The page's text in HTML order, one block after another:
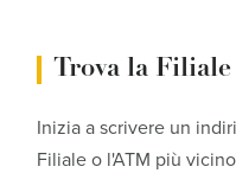
Trova la
Inizia a scrivere un
Filiale o l'ATM più